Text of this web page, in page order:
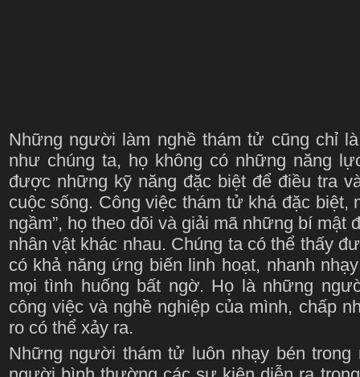
Những người làm nghề thám tử cũng chỉ
như chúng ta, họ không có những năng
được những kỹ năng đặc biệt để điều tra
cuộc sống. Công việc thám tử khá đặc biệt,
ngầm”, họ theo dõi và giải mã những bí mật
nhân vật khác nhau. Chúng ta có thể thấy
có khả năng ứng biến linh hoạt, nhanh
mọi tình huống bất ngờ. Họ là những
công việc và nghề nghiệp của mình, chấp
ro có thể xảy ra.
Những người thám tử luôn nhạy bén